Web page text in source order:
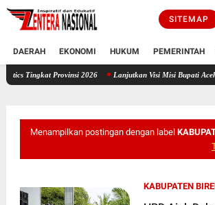
SITEMAP
DAERAH EKONOMI HUKUM PEMERINTAH
Provinsi 2026 Lanjutkan Visi Misi Bupati Aceh Timur
Menampilkan postingan dengan label
KABUPATEN